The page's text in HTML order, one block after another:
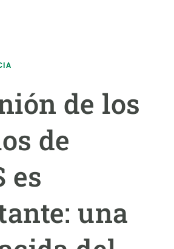
de los
de
es
una